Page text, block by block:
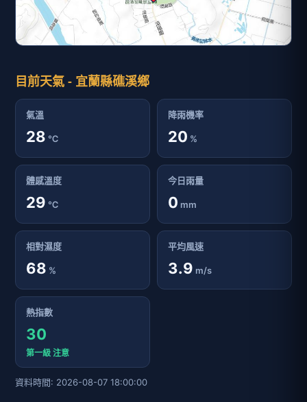
目前天氣 - 宜蘭縣礁溪鄉
氣溫
28 ℃
降雨機率
20 %
體感溫度
29 ℃
今日雨量
0 mm
相對濕度
68 %
平均風速
3.9 m/s
熱指數
30
第一級 注意
資料時間: 2026-08-07 18:00:00